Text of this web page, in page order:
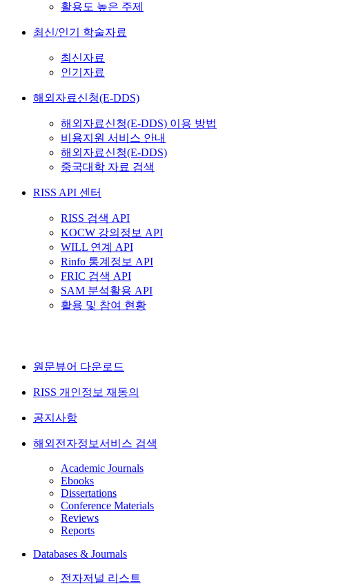
활용도 높은 주제
최신/인기 학술자료
최신자료
인기자료
해외자료신청(E-DDS)
해외자료신청(E-DDS) 이용 방법
비용지원 서비스 안내
해외자료신청(E-DDS)
중국대학 자료 검색
RISS API 센터
RISS 검색 API
KOCW 강의정보 API
WILL 연계 API
Rinfo 통계정보 API
FRIC 검색 API
SAM 분석활용 API
활용 및 참여 현황
원문뷰어 다운로드
RISS 개인정보 재동의
공지사항
해외전자정보서비스 검색
Academic Journals
Ebooks
Dissertations
Conference Materials
Reviews
Reports
Databases & Journals
전자저널 리스트